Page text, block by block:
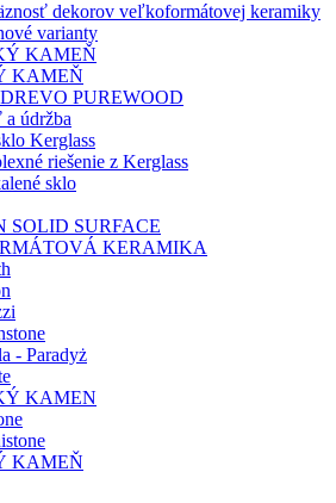
dekorov veľkoformátovej keramiky
varianty
KAMEŇ
KAMEŇ
PUREWOOD
a údržba
Kerglass
riešenie z Kerglass
sklo
SOLID SURFACE
KERAMIKA
- Paradyż
KAMEN
KAMEŇ